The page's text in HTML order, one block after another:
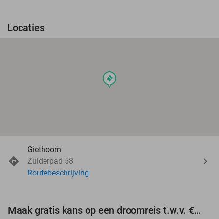
Locaties
events
Giethoorn
Zuiderpad 58
Routebeschrijving
Maak gratis kans op een droomreis t.w.v. €3.000!